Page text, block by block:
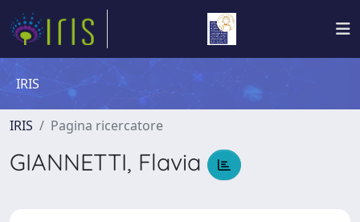
IRIS
IRIS Pagina ricercatore
GIANNETTI, Flavia